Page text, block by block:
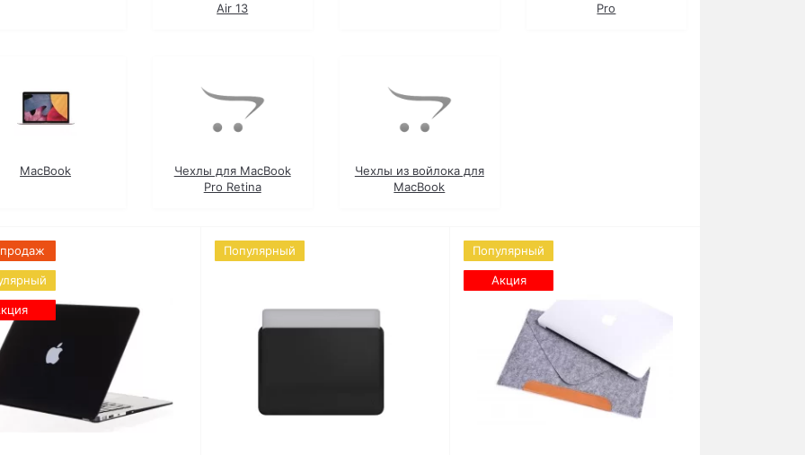
Air 13
Pro
MacBook
Чехлы для MacBook
Pro Retina
Чехлы из войлока для
MacBook
Популярный Популярный
Акция